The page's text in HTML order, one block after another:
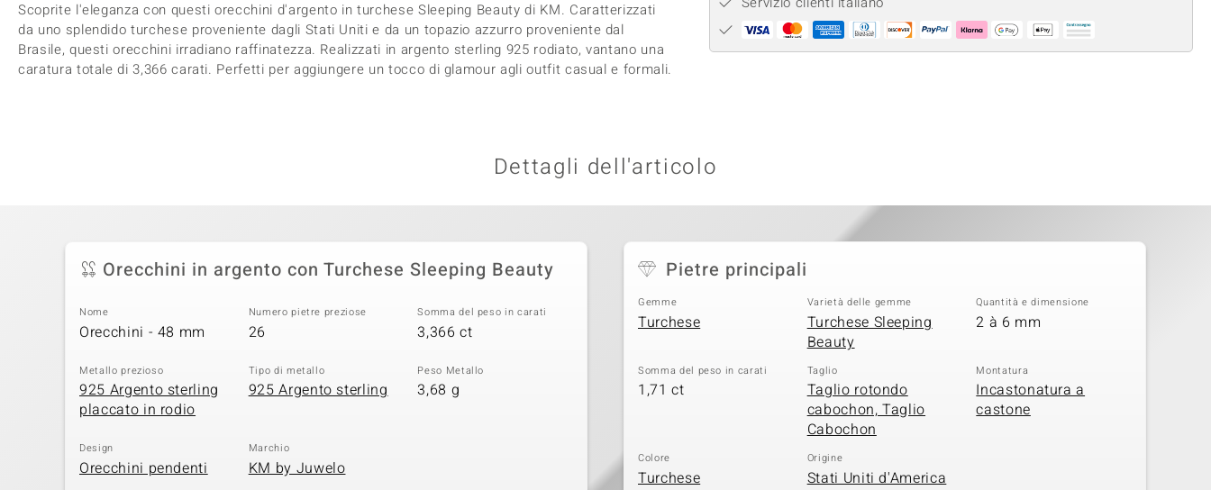
Scoprite l'eleganza con questi orecchini d'argento in turchese Sleeping Beauty di KM. Caratterizzati
da uno splendido turchese proveniente dagli Stati Uniti e da un topazio azzurro proveniente dal
Brasile, questi orecchini irradiano raffinatezza. Realizzati in argento sterling 925 rodiato, vantano una
caratura totale di 3,366 carati. Perfetti per aggiungere un tocco di glamour agli outfit casual e formali.
Dettagli dell'articolo
Orecchini in argento con Turchese Sleeping Beauty
Nome
Orecchini - 48 mm
Numero pietre preziose
26
Somma del peso in carati
3,366 ct
Metallo prezioso
925 Argento sterling
placcato in rodio
Tipo di metallo
925 Argento sterling
Peso Metallo
3,68 g
Design
Orecchini pendenti
Marchio
KM by Juwelo
Pietre principali
Gemme
Turchese
Varietà delle gemme
Turchese Sleeping
Beauty
Quantità e dimensione
2 à 6 mm
Somma del peso in carati
1,71 ct
Taglio
Taglio rotondo
cabochon, Taglio
Cabochon
Montatura
Incastonatura a
castone
Colore
Turchese
Origine
Stati Uniti d'America